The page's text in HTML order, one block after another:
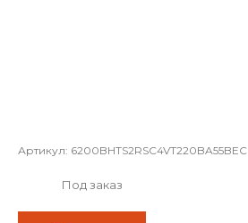
Артикул: 6200BHTS2RSC4VT220BA55BEC
Под заказ